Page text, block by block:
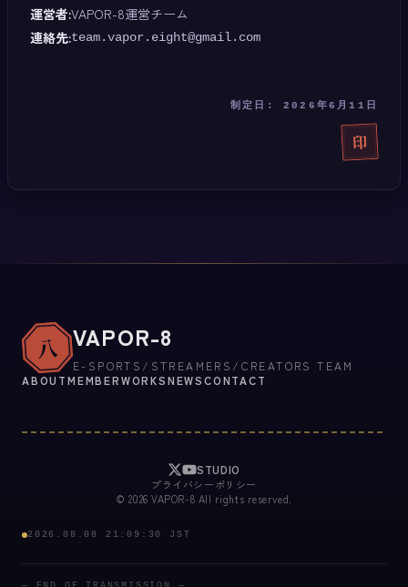
運営者:VAPOR-8運営チーム
連絡先:team.vapor.eight@gmail.com
制定日: 2026年6月11日
印
八 VAPOR-8
E-SPORTS/STREAMERS/CREATORS TEAM
ABOUTMEMBERWORKSNEWSCONTACT
STUDIO
プライバシーポリシー
©2026 VAPOR-8 All rights reserved.
2026.08.08 21:09:30 JST